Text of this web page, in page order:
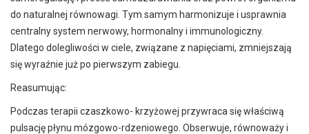
do naturalnej równowagi. Tym samym harmonizuje i usprawnia
centralny system nerwowy, hormonalny i immunologiczny.
Dlatego dolegliwości w ciele, związane z napięciami, zmniejszają
się wyraźnie już po pierwszym zabiegu.
Reasumując:
Podczas terapii czaszkowo- krzyżowej przywraca się właściwą
pulsację płynu mózgowo-rdzeniowego. Obserwuje, równoważy i